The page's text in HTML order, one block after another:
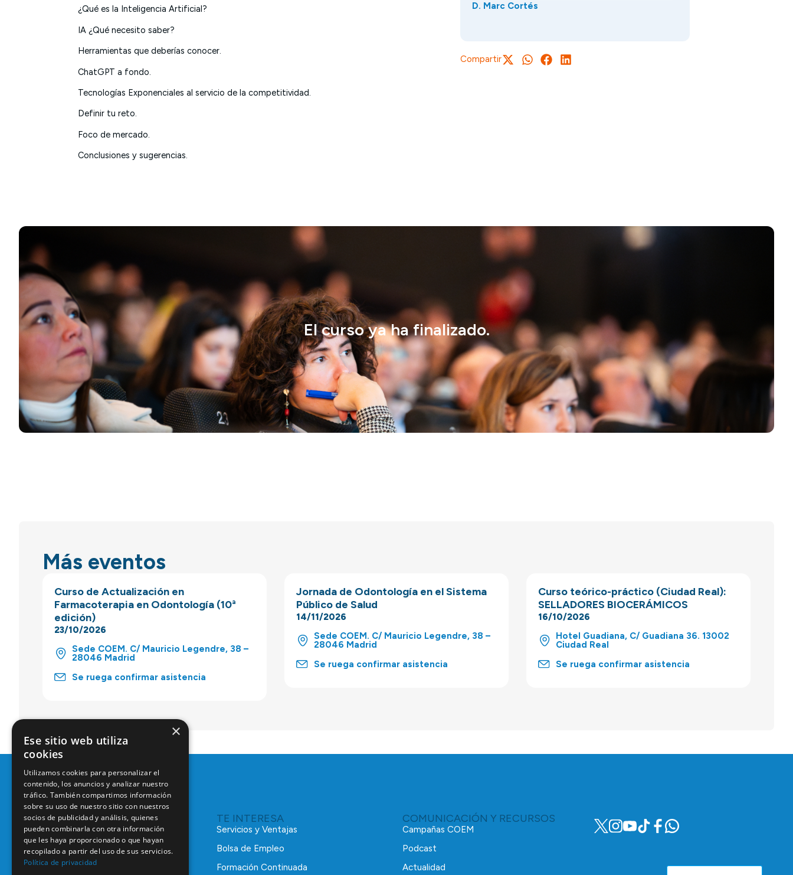
¿Qué es la Inteligencia Artificial?
IA ¿Qué necesito saber?
Herramientas que deberías conocer.
ChatGPT a fondo.
Tecnologías Exponenciales al servicio de la competitividad.
Definir tu reto.
Foco de mercado.
Conclusiones y sugerencias.
D. Marc Cortés
Compartir
El curso ya ha finalizado.
Más eventos
Curso de Actualización en
Farmacoterapia en Odontología (10ª
edición)
23/10/2026
Sede COEM. C/ Mauricio Legendre, 38 –
28046 Madrid
Se ruega confirmar asistencia
Jornada de Odontología en el Sistema
Público de Salud
14/11/2026
Sede COEM. C/ Mauricio Legendre, 38 –
28046 Madrid
Se ruega confirmar asistencia
Curso teórico-práctico (Ciudad Real):
SELLADORES BIOCERÁMICOS
16/10/2026
Hotel Guadiana, C/ Guadiana 36. 13002
Ciudad Real
Se ruega confirmar asistencia
TE INTERESA
Servicios y Ventajas
Bolsa de Empleo
Formación Continuada
COMUNICACIÓN Y RECURSOS
Campañas COEM
Podcast
Actualidad
×
Ese sitio web utiliza
cookies
Utilizamos cookies para personalizar el
contenido, los anuncios y analizar nuestro
tráfico. También compartimos información
sobre su uso de nuestro sitio con nuestros
socios de publicidad y análisis, quienes
pueden combinarla con otra información
que les haya proporcionado o que hayan
recopilado a partir del uso de sus servicios.
Política de privacidad